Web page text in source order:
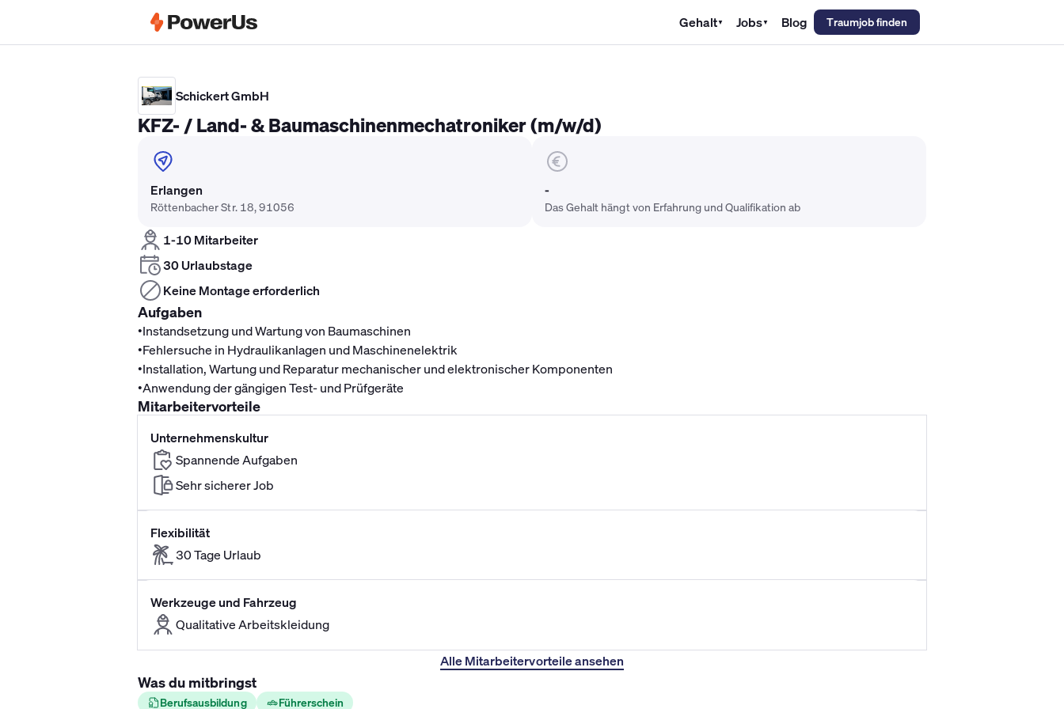
Gehalt▼ Jobs▼ Blog Traumjob finden
Schickert GmbH
KFZ- / Land- & Baumaschinenmechatroniker (m/w/d)
Erlangen
Röttenbacher Str. 18, 91056
-
Das Gehalt hängt von Erfahrung und Qualifikation ab
1-10 Mitarbeiter
30 Urlaubstage
Keine Montage erforderlich
Aufgaben
•Instandsetzung und Wartung von Baumaschinen
•Fehlersuche in Hydraulikanlagen und Maschinenelektrik
•Installation, Wartung und Reparatur mechanischer und elektronischer Komponenten
•Anwendung der gängigen Test- und Prüfgeräte
Mitarbeitervorteile
Unternehmenskultur
Spannende Aufgaben
Sehr sicherer Job
Flexibilität
30 Tage Urlaub
Werkzeuge und Fahrzeug
Qualitative Arbeitskleidung
Alle Mitarbeitervorteile ansehen
Was du mitbringst
Berufsausbildung Führerschein